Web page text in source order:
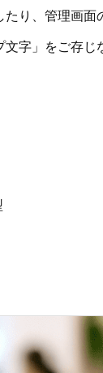
り、管理画
字」をご存